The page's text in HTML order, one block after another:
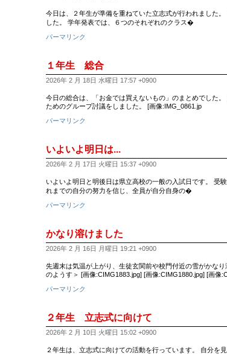
今日は、２年生が準備を重ねていた立志式が行われました
した。 学年発表では、６つのそれぞれのクラス�
パーマリンク
１年生 総合
2026年 2 月 18日 水曜日 17:57 +0900
今日の総合は、「お金では買えないもの」のまとめでした
ためのグループ討議をしました。 [画像:IMG_0861.jp
パーマリンク
いよいよ明日は...
2026年 2 月 17日 火曜日 15:37 +0900
いよいよ明日と明後日は県立高校の一般の入試日です。 受
れまでの自分の努力を信じ、全員が自分自身の�
パーマリンク
かなり溶けました
2026年 2 月 16日 月曜日 19:21 +0900
先週末は気温が上がり、生徒玄関前や校門付近の雪がかな
のようす＞ [画像:CIMG1883.jpg] [画像:CIMG1880.jpg] [画像
パーマリンク
２年生 立志式に向けて
2026年 2 月 10日 火曜日 15:02 +0900
２年生は、立志式に向けての活動を行っています。 自分を